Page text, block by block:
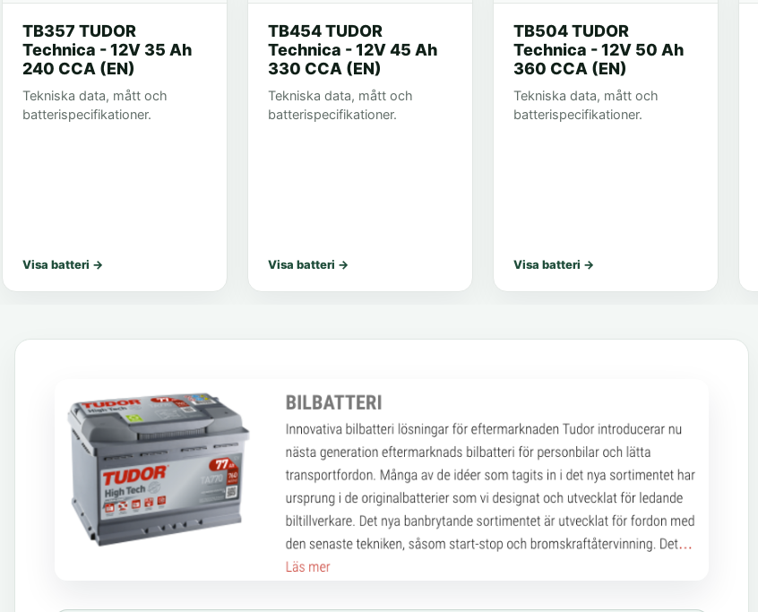
TB357 TUDOR
Technica - 12V 35 Ah
240 CCA (EN)
Tekniska data, mått och
batterispecifikationer.
Visa batteri →
TB454 TUDOR
Technica - 12V 45 Ah
330 CCA (EN)
Tekniska data, mått och
batterispecifikationer.
Visa batteri →
TB504 TUDOR
Technica - 12V 50 Ah
360 CCA (EN)
Tekniska data, mått och
batterispecifikationer.
Visa batteri →